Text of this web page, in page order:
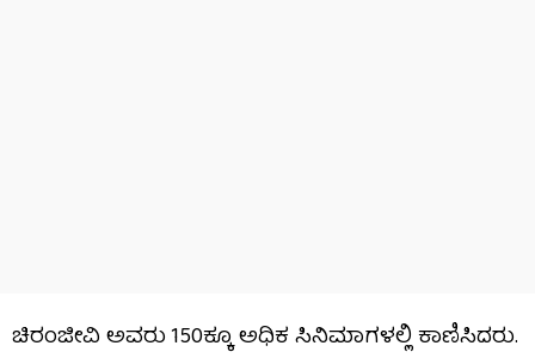
ಚಿರಂಜೀವಿ ಅವರು 150ಕ್ಕೂ ಅಧಿಕ ಸಿನಿಮಾಗಳಲ್ಲಿ ಕಾಣಿಸಿದರು.